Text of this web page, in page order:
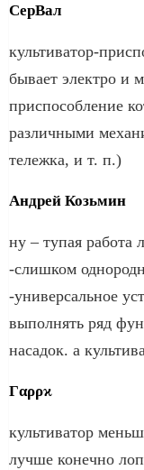
СерВал
культиватор-
бывает электро и
приспособление
различными
тележка, и т. п.)
Андрей Козьмин
ну – тупая работа
-слишком
-универсальное
выполнять ряд
насадок. а
Γαρρϰ
культиватор
лучше конечно